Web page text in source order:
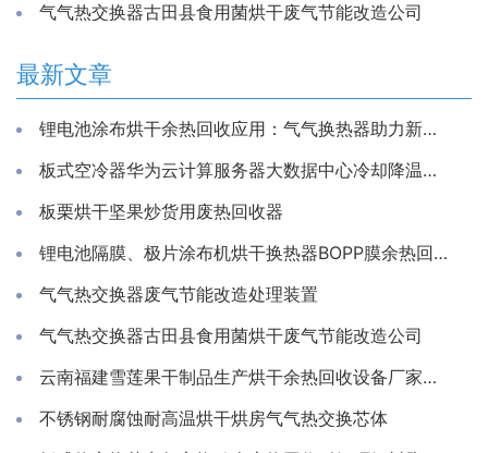
气气热交换器古田县食用菌烘干废气节能改造公司
最新文章
锂电池涂布烘干余热回收应用：气气换热器助力新能源生产节能降耗
板式空冷器华为云计算服务器大数据中心冷却降温换散热装置制冷藏库房系统冷能量回收器
板栗烘干坚果炒货用废热回收器
锂电池隔膜、极片涂布机烘干换热器BOPP膜余热回收装置
气气热交换器废气节能改造处理装置
气气热交换器古田县食用菌烘干废气节能改造公司
云南福建雪莲果干制品生产烘干余热回收设备厂家推荐亲水铝箔换热芯
不锈钢耐腐蚀耐高温烘干烘房气气热交换芯体